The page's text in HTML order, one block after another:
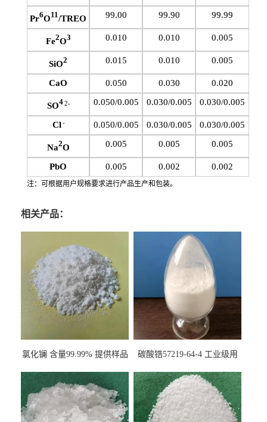
Pr6O11/TREO 99.00 99.90 99.99
Fe2O3 0.010 0.010 0.005
SiO2 0.015 0.010 0.005
CaO 0.050 0.030 0.020
SO42- 0.050/0.005 0.030/0.005 0.030/0.005
Cl- 0.050/0.005 0.030/0.005 0.030/0.005
Na2O 0.005 0.005 0.005
PbO 0.005 0.002 0.002
注：可根据用户规格要求进行产品生产和包装。
相关产品：
氯化镧 含量99.99% 提供样品
碳酸锆57219-64-4 工业级用